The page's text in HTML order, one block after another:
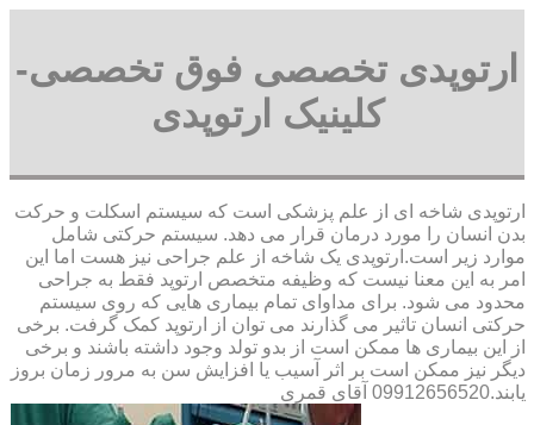
ارتوپدی تخصصی فوق تخصصی-
کلینیک ارتوپدی
ارتوپدی شاخه ای از علم پزشکی است که سیستم اسکلت و حرکت
بدن انسان را مورد درمان قرار می دهد. سیستم حرکتی شامل
موارد زیر است.ارتوپدی یک شاخه از علم جراحی نیز هست اما این
امر به این معنا نیست که وظیفه متخصص ارتوپد فقط به جراحی
محدود می شود. برای مداوای تمام بیماری هایی که روی سیستم
حرکتی انسان تاثیر می گذارند می توان از ارتوپد کمک گرفت. برخی
از این بیماری ها ممکن است از بدو تولد وجود داشته باشند و برخی
دیگر نیز ممکن است بر اثر آسیب یا افزایش سن به مرور زمان بروز
یابند.09912656520 آقای قمری